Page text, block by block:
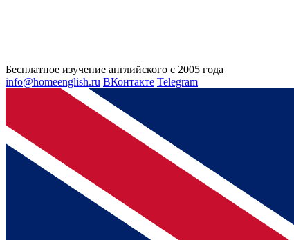
Бесплатное изучение английского с 2005 года
info@homeenglish.ru ВКонтакте Telegram